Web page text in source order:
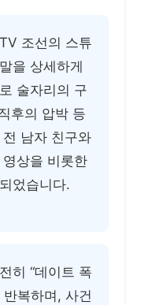
조선의 스튜
을 상세하게
술자리의 구
후의 압박 등
남자 친구와
상을 비롯한
었습니다.
히 “데이트 폭
복하며, 사건